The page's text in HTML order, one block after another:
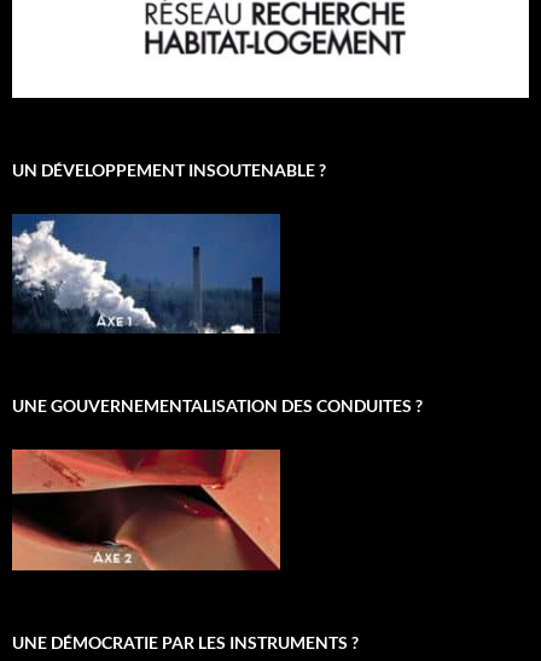
UN DÉVELOPPEMENT INSOUTENABLE ?
UNE GOUVERNEMENTALISATION DES CONDUITES ?
UNE DÉMOCRATIE PAR LES INSTRUMENTS ?